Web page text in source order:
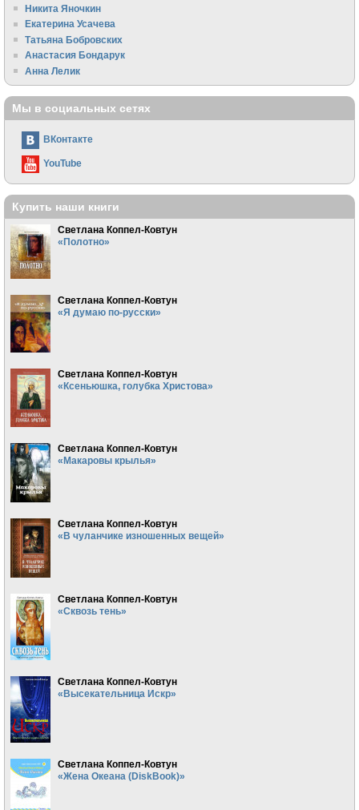
Никита Яночкин
Екатерина Усачева
Татьяна Бобровских
Анастасия Бондарук
Анна Лелик
Мы в социальных сетях
ВКонтакте
YouTube
Купить наши книги
Светлана Коппел-Ковтун
«Полотно»
Светлана Коппел-Ковтун
«Я думаю по-русски»
Светлана Коппел-Ковтун
«Ксеньюшка, голубка Христова»
Светлана Коппел-Ковтун
«Макаровы крылья»
Светлана Коппел-Ковтун
«В чуланчике изношенных вещей»
Светлана Коппел-Ковтун
«Сквозь тень»
Светлана Коппел-Ковтун
«Высекательница Искр»
Светлана Коппел-Ковтун
«Жена Океана (DiskBook)»